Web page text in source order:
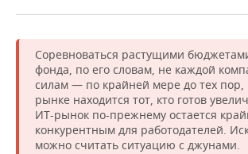
Соревноваться растущими
фонда, по его словам, не каждой
силам — по крайней мере до тех пор,
рынке находится тот, кто готов
ИТ-рынок по-прежнему остается
конкурентным для работодателей.
можно считать ситуацию с джунами.